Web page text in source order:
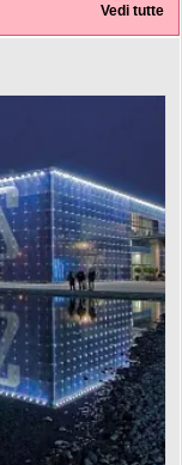
Vedi tutte